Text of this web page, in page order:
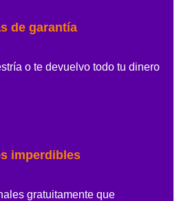
de garantía
o te devuelvo todo tu dinero
imperdibles
gratuitamente que